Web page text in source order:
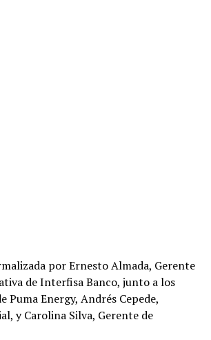
por Ernesto Almada, Gerente
de Interfisa Banco, junto a los
Puma Energy, Andrés Cepede,
y Carolina Silva, Gerente de